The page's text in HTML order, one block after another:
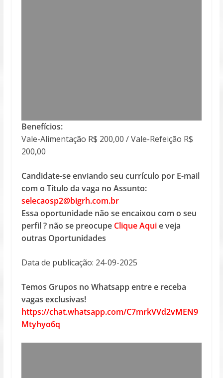
Benefícios:
Vale-Alimentação R$ 200,00 / Vale-Refeição R$
200,00
Candidate-se enviando seu currículo por E-mail
com o Título da vaga no Assunto:
selecaosp2@bigrh.com.br
Essa oportunidade não se encaixou com o seu
perfil ? não se preocupe Clique Aquie veja
outras Oportunidades
Data de publicação: 24-09-2025
Temos Grupos no Whatsapp entre e receba
vagas exclusivas!
https://chat.whatsapp.com/C7mrkVVd2vMEN9
Mtyhyo6q